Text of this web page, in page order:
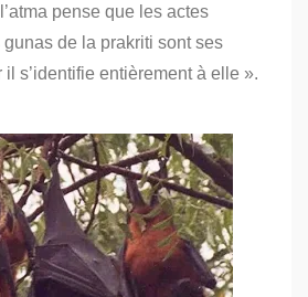
pense que les actes
de la prakriti sont ses
il s’identifie entièrement à elle ».